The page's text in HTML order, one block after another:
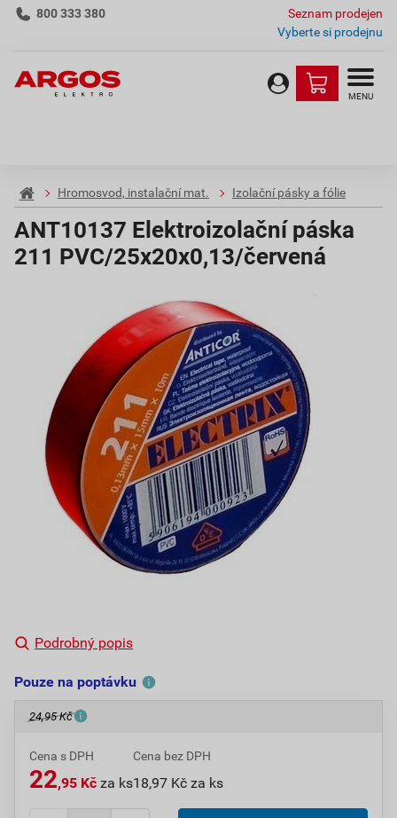
800 333 380
Seznam prodejen
Vyberte si prodejnu
MENU
Hromosvod, instalační mat. Izolační pásky a fólie
ANT10137 Elektroizolační páska
211 PVC/25x20x0,13/červená
Podrobný popis
Pouze na poptávku
24,95 Kč
Cena s DPH
22,95 Kč za ks
Cena bez DPH
18,97 Kč za ks